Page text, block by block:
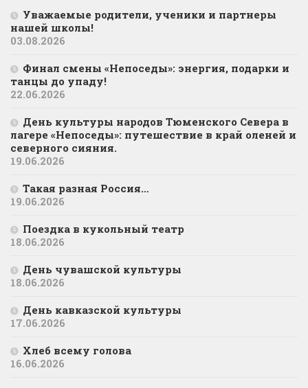
Уважаемые родители, ученики и партнеры
нашей школы!
03.08.2026
Финал смены «Непоседы»: энергия, подарки и
танцы до упаду!
22.06.2026
День культуры народов Тюменского Севера в
лагере «Непоседы»: путешествие в край оленей и
северного сияния.
19.06.2026
Такая разная Россия…
19.06.2026
Поездка в кукольный театр
18.06.2026
День чувашской культуры
18.06.2026
День кавказской культуры
17.06.2026
Хлеб всему голова
16.06.2026